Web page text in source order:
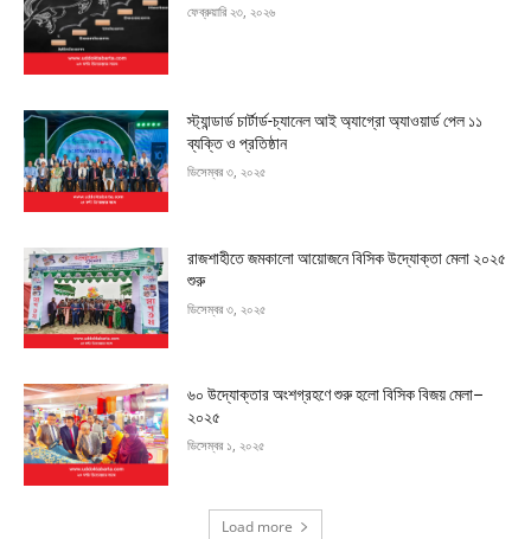
ফেব্রুয়ারি ২৩, ২০২৬
স্ট্যান্ডার্ড চার্টার্ড-চ্যানেল আই অ্যাগ্রো অ্যাওয়ার্ড পেল ১১
ব্যক্তি ও প্রতিষ্ঠান
ডিসেম্বর ৩, ২০২৫
রাজশাহীতে জমকালো আয়োজনে বিসিক উদ্যোক্তা মেলা ২০২৫
শুরু
ডিসেম্বর ৩, ২০২৫
৬০ উদ্যোক্তার অংশগ্রহণে শুরু হলো বিসিক বিজয় মেলা–
২০২৫
ডিসেম্বর ১, ২০২৫
Load more